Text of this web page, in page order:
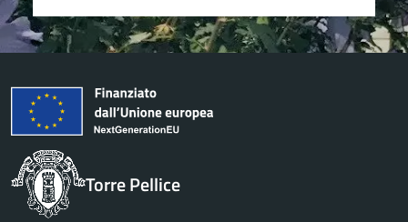
Torre Pellice